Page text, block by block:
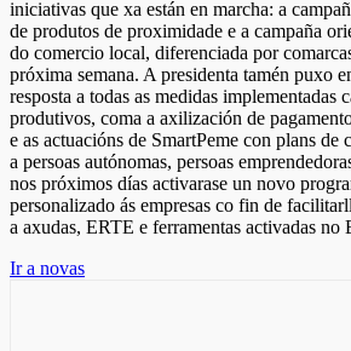
iniciativas que xa están en marcha: a
de produtos de proximidade e a campaña
do comercio local, diferenciada por
próxima semana. A presidenta tamén puxo
resposta a todas as medidas implementadas
produtivos, coma a axilización de
e as actuacións de SmartPeme con plans de
a persoas autónomas, persoas
nos próximos días activarase un novo
personalizado ás empresas co fin de
a axudas, ERTE e ferramentas activadas no
Ir a novas